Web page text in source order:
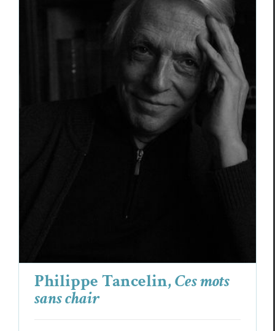
Philippe Tancelin, Ces mots sans chair
Philippe Tancelin Poèmes
Philippe Tancelin,Ces mots
sans chair